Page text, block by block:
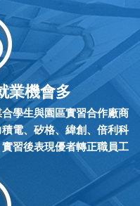
業機會多
學生與園區實習合作廠商
電、矽格、緯創、倍利科
習後表現優者轉正職員工